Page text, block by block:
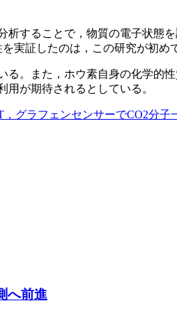
することで，物質の電子状態
実証したのは，この研究が初め
。また，ホウ素自身の化学的
が期待されるとしている。
，グラフェンセンサーでCO2分子
へ前進